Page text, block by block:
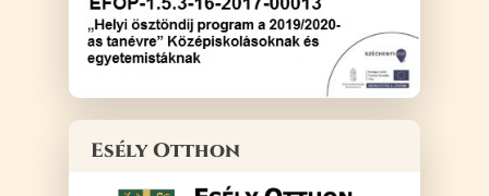
Esély Otthon